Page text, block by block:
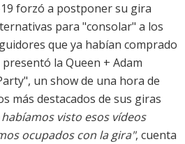
19 forzó a postponer su gira
para "consolar" a los
que ya habían comprado
la Queen + Adam
un show de una hora de
más destacados de sus giras
habíamos visto esos vídeos
ocupados con la gira", cuenta